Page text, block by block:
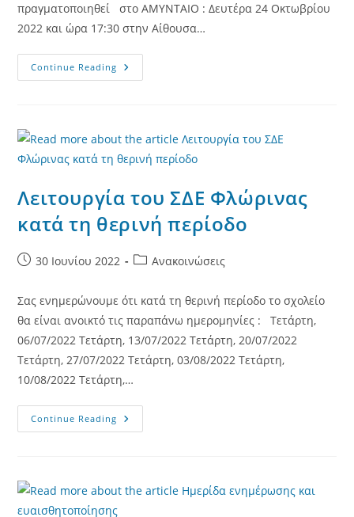
πραγματοποιηθεί στο ΑΜΥΝΤΑΙΟ : Δευτέρα 24 Οκτωβρίου
2022 και ώρα 17:30 στην Αίθουσα…
Continue Reading Πρόσκληση
Για
Σχ.
Έτους
2022-
2023
Λειτουργία του ΣΔΕ Φλώρινας
κατά τη θερινή περίοδο
Post30 Ιουνίου 2022
PostΑνακοινώσεις
Σας ενημερώνουμε ότι κατά τη θερινή περίοδο το σχολείο
θα είναι ανοικτό τις παραπάνω ημερομηνίες : Τετάρτη,
06/07/2022 Τετάρτη, 13/07/2022 Τετάρτη, 20/07/2022
Τετάρτη, 27/07/2022 Τετάρτη, 03/08/2022 Τετάρτη,
10/08/2022 Τετάρτη,…
Continue Reading Λειτουργία
Του
Θερινή
Περίοδο